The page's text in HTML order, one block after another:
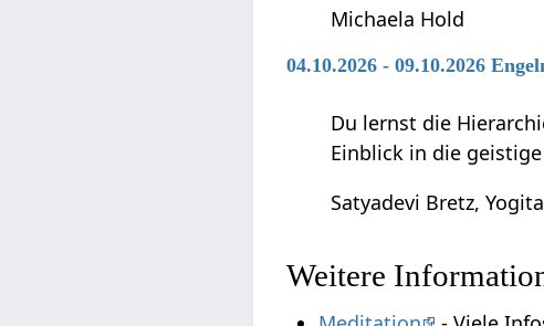
Michaela Hold
04.10.2026 - 09.10.2026
Du lernst die
Einblick in die
Satyadevi Bretz,
Weitere